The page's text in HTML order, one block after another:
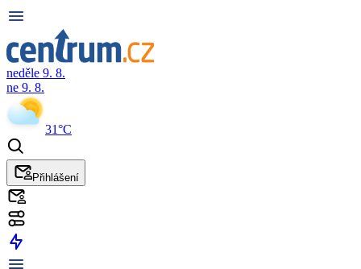
neděle 9. 8.
ne 9. 8.
31°C
Přihlášení